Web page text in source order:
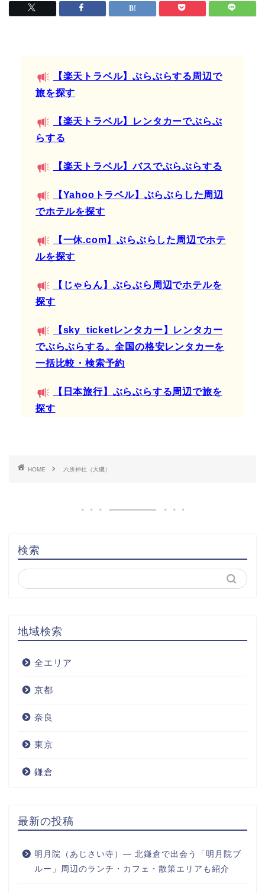
【楽天トラベル】ぶらぶらする周辺で
旅を探す
【楽天トラベル】レンタカーでぶらぶ
らする
【楽天トラベル】バスでぶらぶらする
【Yahooトラベル】ぶらぶらした周辺
でホテルを探す
【一休.com】ぶらぶらした周辺でホテ
ルを探す
【じゃらん】ぶらぶら周辺でホテルを
探す
【sky_ticketレンタカー】レンタカー
でぶらぶらする。全国の格安レンタカーを
一括比較・検索予約
【日本旅行】ぶらぶらする周辺で旅を
探す
HOME 六所神社（大磯）
検索
地域検索
全エリア
京都
奈良
東京
鎌倉
最新の投稿
明月院（あじさい寺）― 北鎌倉で出会う「明月院ブ
ルー」周辺のランチ・カフェ・散策エリアも紹介